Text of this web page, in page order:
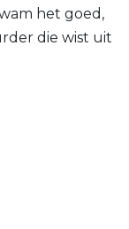
het goed,
die wist uit